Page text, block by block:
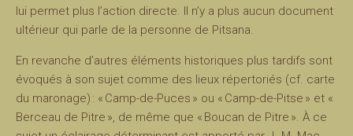
lui permet plus l’action directe. Il n’y a plus aucun document
ultérieur qui parle de la personne de Pitsana.
En revanche d’autres éléments historiques plus tardifs sont
évoqués à son sujet comme des lieux répertoriés (cf. carte
du maronage) : « Camp-de-Puces » ou « Camp-de-Pitse » et «
Berceau de Pitre », de même que « Boucan de Pitre ». À ce